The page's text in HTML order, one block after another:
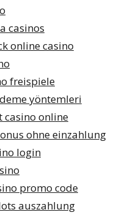
casinos
online casino
freispiele
yöntemleri
casino online
ohne einzahlung
login
promo code
auszahlung